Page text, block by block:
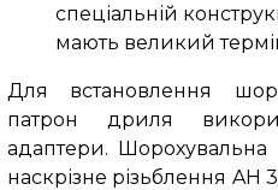
спеціальній
мають великий
Для встановлення
патрон дриля
адаптери. Шорохувальна
наскрізне різьблення AH